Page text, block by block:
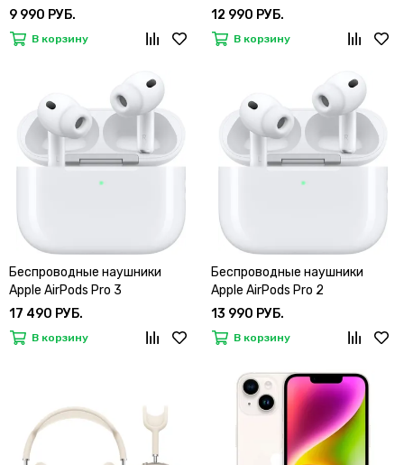
9 990 РУБ.
В корзину
шумоподавлением (ANC)
12 990 РУБ.
В корзину
Беспроводные наушники
Apple AirPods Pro 3
17 490 РУБ.
В корзину
Беспроводные наушники
Apple AirPods Pro 2
13 990 РУБ.
В корзину